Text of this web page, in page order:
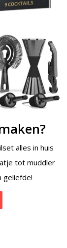
alles in huis
tot muddler
geliefde!